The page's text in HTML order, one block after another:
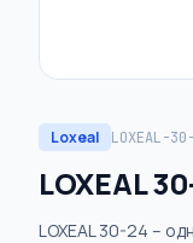
Loxeal LOXEAL-
LOXEAL
LOXEAL 30-24 –